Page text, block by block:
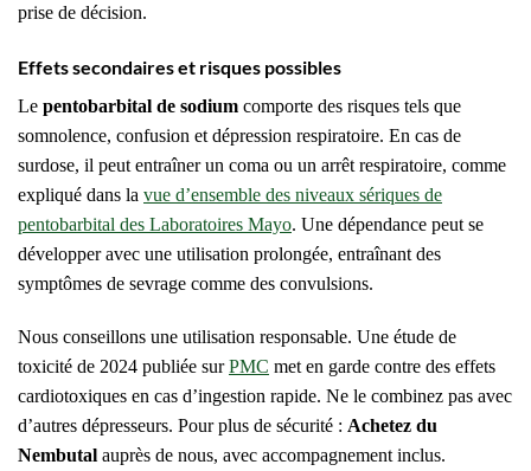
prise de décision.
Effets secondaires et risques possibles
Le pentobarbital de sodium comporte des risques tels que
somnolence, confusion et dépression respiratoire. En cas de
surdose, il peut entraîner un coma ou un arrêt respiratoire, comme
expliqué dans la vue d’ensemble des niveaux sériques de
pentobarbital des Laboratoires Mayo. Une dépendance peut se
développer avec une utilisation prolongée, entraînant des
symptômes de sevrage comme des convulsions.
Nous conseillons une utilisation responsable. Une étude de
toxicité de 2024 publiée surPMC met en garde contre des effets
cardiotoxiques en cas d’ingestion rapide. Ne le combinez pas avec
d’autres dépresseurs. Pour plus de sécurité : Achetez du
Nembutal auprès de nous, avec accompagnement inclus.